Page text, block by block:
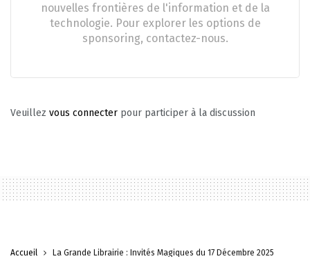
nouvelles frontières de l'information et de la
technologie. Pour explorer les options de
sponsoring, contactez-nous.
Veuillez vous connecter pour participer à la discussion
Accueil La Grande Librairie : Invités Magiques du 17 Décembre 2025